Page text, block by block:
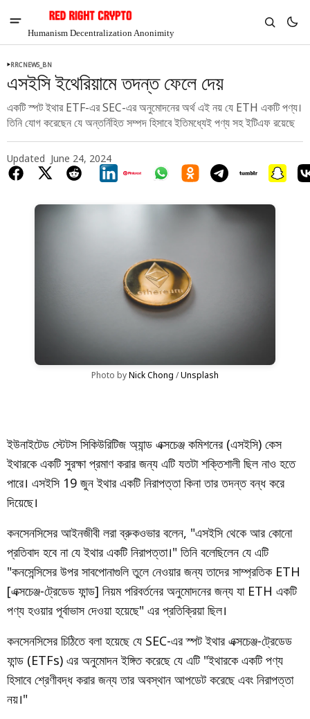
Humanism Decentralization Anonimity
RRCNEWS_BN
এসইসি ইথেরিয়ামে তদন্ত ফেলে দেয়
একটি স্পট ইথার ETF-এর SEC-এর অনুমোদনের অর্থ এই নয় যে ETH একটি পণ্য।
তিনি যোগ করেছেন যে অন্তর্নিহিত সম্পদ হিসাবে ইতিমধ্যেই পণ্য সহ ইটিএফ রয়েছে
Updated June 24, 2024
Photo by Nick Chong / Unsplash
ইউনাইটেড স্টেটস সিকিউরিটিজ অ্যান্ড এক্সচেঞ্জ কমিশনের (এসইসি) কেস
ইথারকে একটি সুরক্ষা প্রমাণ করার জন্য এটি যতটা শক্তিশালী ছিল নাও হতে
পারে। এসইসি 19 জুন ইথার একটি নিরাপত্তা কিনা তার তদন্ত বন্ধ করে
দিয়েছে।
কনসেনসিসের আইনজীবী লরা ব্রুকওভার বলেন, "এসইসি থেকে আর কোনো
প্রতিবাদ হবে না যে ইথার একটি নিরাপত্তা।" তিনি বলেছিলেন যে এটি
"কনসেন্সিসের উপর সাবপোনাগুলি তুলে নেওয়ার জন্য তাদের সাম্প্রতিক ETH
[এক্সচেঞ্জ-ট্রেডেড ফান্ড] নিয়ম পরিবর্তনের অনুমোদনের জন্য যা ETH একটি
পণ্য হওয়ার পূর্বাভাস দেওয়া হয়েছে" এর প্রতিক্রিয়া ছিল।
কনসেনসিসের চিঠিতে বলা হয়েছে যে SEC-এর স্পট ইথার এক্সচেঞ্জ-ট্রেডেড
ফান্ড (ETFs) এর অনুমোদন ইঙ্গিত করেছে যে এটি "ইথারকে একটি পণ্য
হিসাবে শ্রেণীবদ্ধ করার জন্য তার অবস্থান আপডেট করেছে এবং নিরাপত্তা
নয়।"